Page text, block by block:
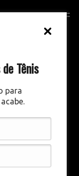
Tênis
para